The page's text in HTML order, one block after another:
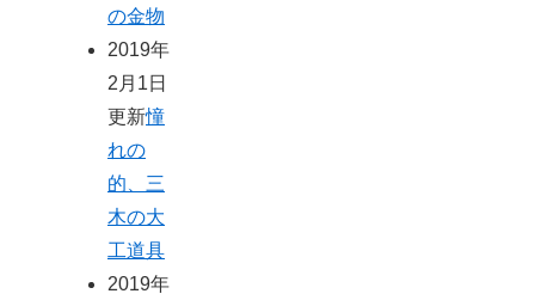
の金物
2019年
2月1日
更新憧
れの
的、三
木の大
工道具
2019年